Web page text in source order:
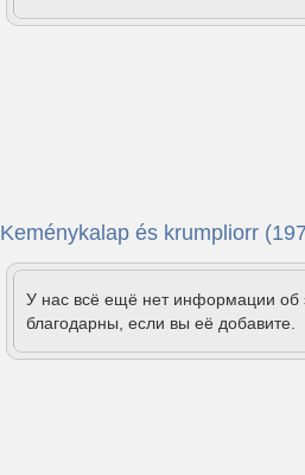
Keménykalap és krumpliorr
У нас всё ещё нет информации
благодарны, если вы её добавите.